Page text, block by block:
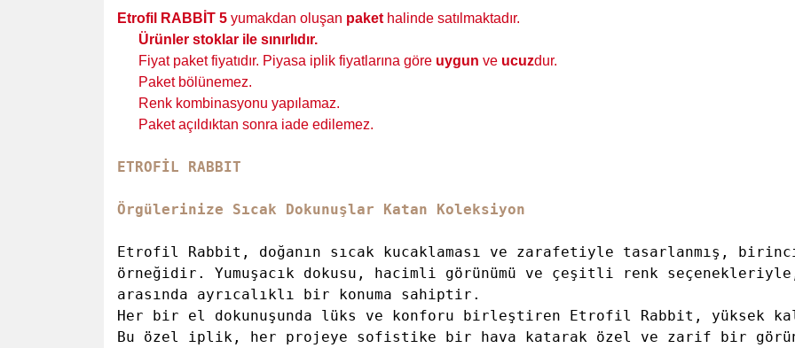
Etrofil RABBİT 5 yumakdan oluşan paket halinde satılmaktadır.
Ürünler stoklar ile sınırlıdır.
Fiyat paket fiyatıdır. Piyasa iplik fiyatlarına göre uygun ve ucuzdur.
Paket bölünemez.
Renk kombinasyonu yapılamaz.
Paket açıldıktan sonra iade edilemez.
ETROFİL RABBIT
Örgülerinize Sıcak Dokunuşlar Katan Koleksiyon
Etrofil Rabbit, doğanın sıcak kucaklaması ve zarafetiyle tasarlanmış,
örneğidir. Yumuşacık dokusu, hacimli görünümü ve çeşitli renk
arasında ayrıcalıklı bir konuma sahiptir.
Her bir el dokunuşunda lüks ve konforu birleştiren Etrofil Rabbit,
Bu özel iplik, her projeye sofistike bir hava katarak özel ve zarif bir